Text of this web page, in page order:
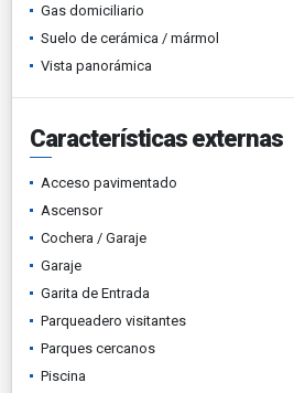
Gas domiciliario
Suelo de cerámica / mármol
Vista panorámica
Características externas
Acceso pavimentado
Ascensor
Cochera / Garaje
Garaje
Garita de Entrada
Parqueadero visitantes
Parques cercanos
Piscina